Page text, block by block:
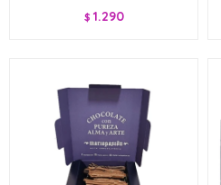
$ 1.290